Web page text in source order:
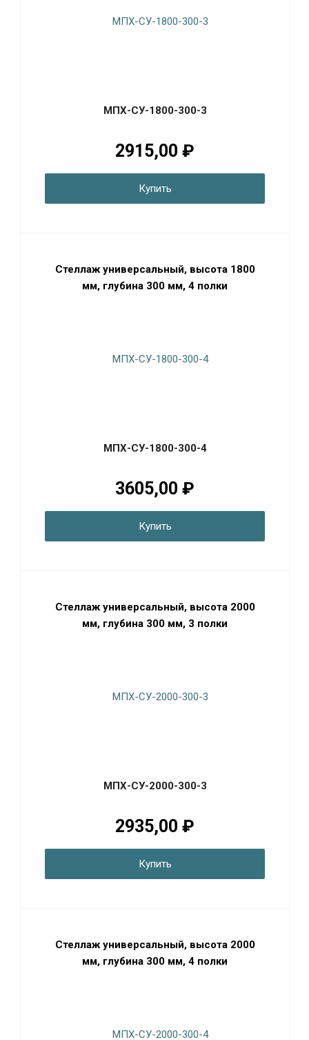
МПХ-СУ-1800-300-3
2915,00 ₽
Купить
Стеллаж универсальный, высота 1800
мм, глубина 300 мм, 4 полки
МПХ-СУ-1800-300-4
3605,00 ₽
Купить
Стеллаж универсальный, высота 2000
мм, глубина 300 мм, 3 полки
МПХ-СУ-2000-300-3
2935,00 ₽
Купить
Стеллаж универсальный, высота 2000
мм, глубина 300 мм, 4 полки